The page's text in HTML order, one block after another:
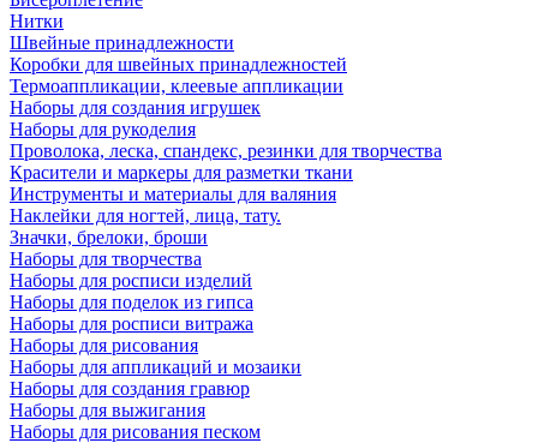
Нитки
Швейные принадлежности
Коробки для швейных принадлежностей
Термоаппликации, клеевые аппликации
Наборы для создания игрушек
Наборы для рукоделия
Проволока, леска, спандекс, резинки для творчества
Красители и маркеры для разметки ткани
Инструменты и материалы для валяния
Наклейки для ногтей, лица, тату.
Значки, брелоки, броши
Наборы для творчества
Наборы для росписи изделий
Наборы для поделок из гипса
Наборы для росписи витража
Наборы для рисования
Наборы для аппликаций и мозаики
Наборы для создания гравюр
Наборы для выжигания
Наборы для рисования песком